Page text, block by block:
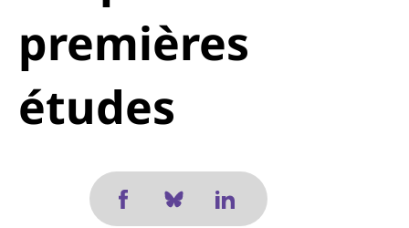
premières
études